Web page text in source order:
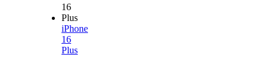
iPhone
16
Plus